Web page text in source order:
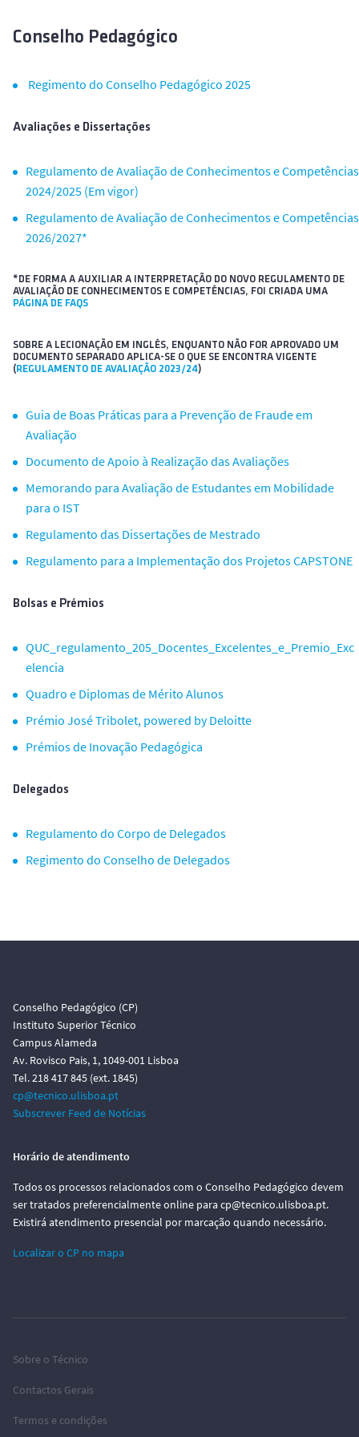
Conselho Pedagógico
Regimento do Conselho Pedagógico 2025
Avaliações e Dissertações
Regulamento de Avaliação de Conhecimentos e Competências
2024/2025 (Em vigor)
Regulamento de Avaliação de Conhecimentos e Competências
2026/2027*
*DE FORMA A AUXILIAR A INTERPRETAÇÃO DO NOVO REGULAMENTO DE
AVALIAÇÃO DE CONHECIMENTOS E COMPETÊNCIAS, FOI CRIADA UMA
PÁGINA DE FAQS
SOBRE A LECIONAÇÃO EM INGLÊS, ENQUANTO NÃO FOR APROVADO UM
DOCUMENTO SEPARADO APLICA-SE O QUE SE ENCONTRA VIGENTE
(REGULAMENTO DE AVALIAÇÃO 2023/24)
Guia de Boas Práticas para a Prevenção de Fraude em
Avaliação
Documento de Apoio à Realização das Avaliações
Memorando para Avaliação de Estudantes em Mobilidade
para o IST
Regulamento das Dissertações de Mestrado
Regulamento para a Implementação dos Projetos CAPSTONE
Bolsas e Prémios
QUC_regulamento_205_Docentes_Excelentes_e_Premio_Exc
elencia
Quadro e Diplomas de Mérito Alunos
Prémio José Tribolet, powered by Deloitte
Prémios de Inovação Pedagógica
Delegados
Regulamento do Corpo de Delegados
Regimento do Conselho de Delegados
Conselho Pedagógico (CP)
Instituto Superior Técnico
Campus Alameda
Av. Rovisco Pais, 1, 1049-001 Lisboa
Tel. 218 417 845 (ext. 1845)
cp@tecnico.ulisboa.pt
Subscrever Feed de Notícias
Horário de atendimento
Todos os processos relacionados com o Conselho Pedagógico devem
ser tratados preferencialmente online para cp@tecnico.ulisboa.pt.
Existirá atendimento presencial por marcação quando necessário.
Localizar o CP no mapa
Sobre o Técnico
Contactos Gerais
Termos e condições